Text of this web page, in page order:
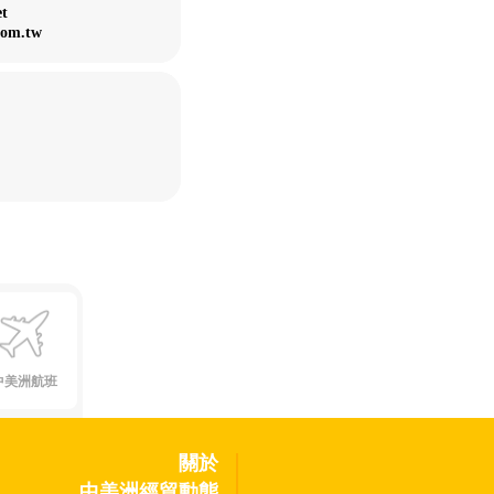
美洲航班
關於